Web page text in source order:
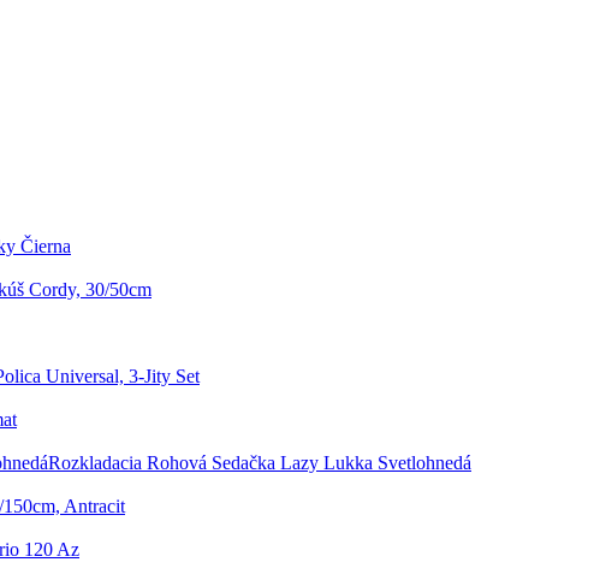
Čierna
Cordy, 30/50cm
Universal, 3-Jity Set
Rozkladacia Rohová Sedačka Lazy Lukka Svetlohnedá
Antracit
120 Az